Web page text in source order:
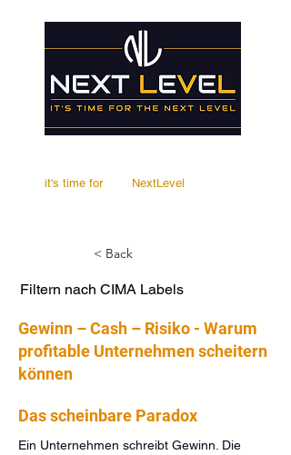
it's time for NextLevel
< Back
Filtern nach CIMA Labels
Gewinn – Cash – Risiko - Warum
profitable Unternehmen scheitern
können
Das scheinbare Paradox
Ein Unternehmen schreibt Gewinn. Die